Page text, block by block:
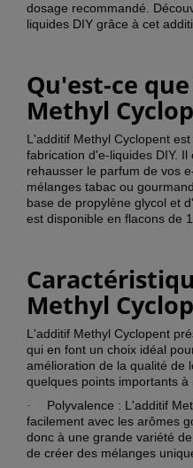
dosage recommandé.
liquides DIY grâce à cet
Qu'est-ce
Methyl
L'additif Methyl Cyclopent
fabrication d'e-liquides DIY.
rehausser le parfum de vos
mélanges tabac ou
base de propylène glycol et
est disponible en flacons de
Methyl
L'additif Methyl Cyclopent
qui en font un choix idéal
amélioration de la qualité de
quelques points importants à
·
Polyvalence : L'additif
facilement avec les arômes
donc à une grande variété
de créer des mélanges